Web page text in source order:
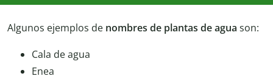
Algunos ejemplos de nombres de plantas de agua son:
Cala de agua
Enea